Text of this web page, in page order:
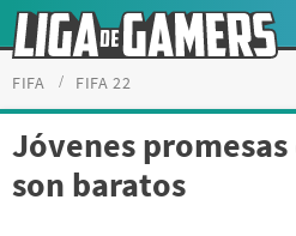
FIFA FIFA 22
Jóvenes promesas
son baratos